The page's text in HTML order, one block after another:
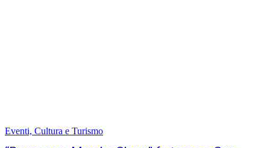
Eventi, Cultura e Turismo